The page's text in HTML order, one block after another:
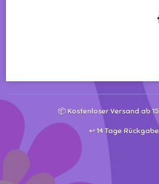
📦 Kostenloser Versand ab
↩️ 14 Tage